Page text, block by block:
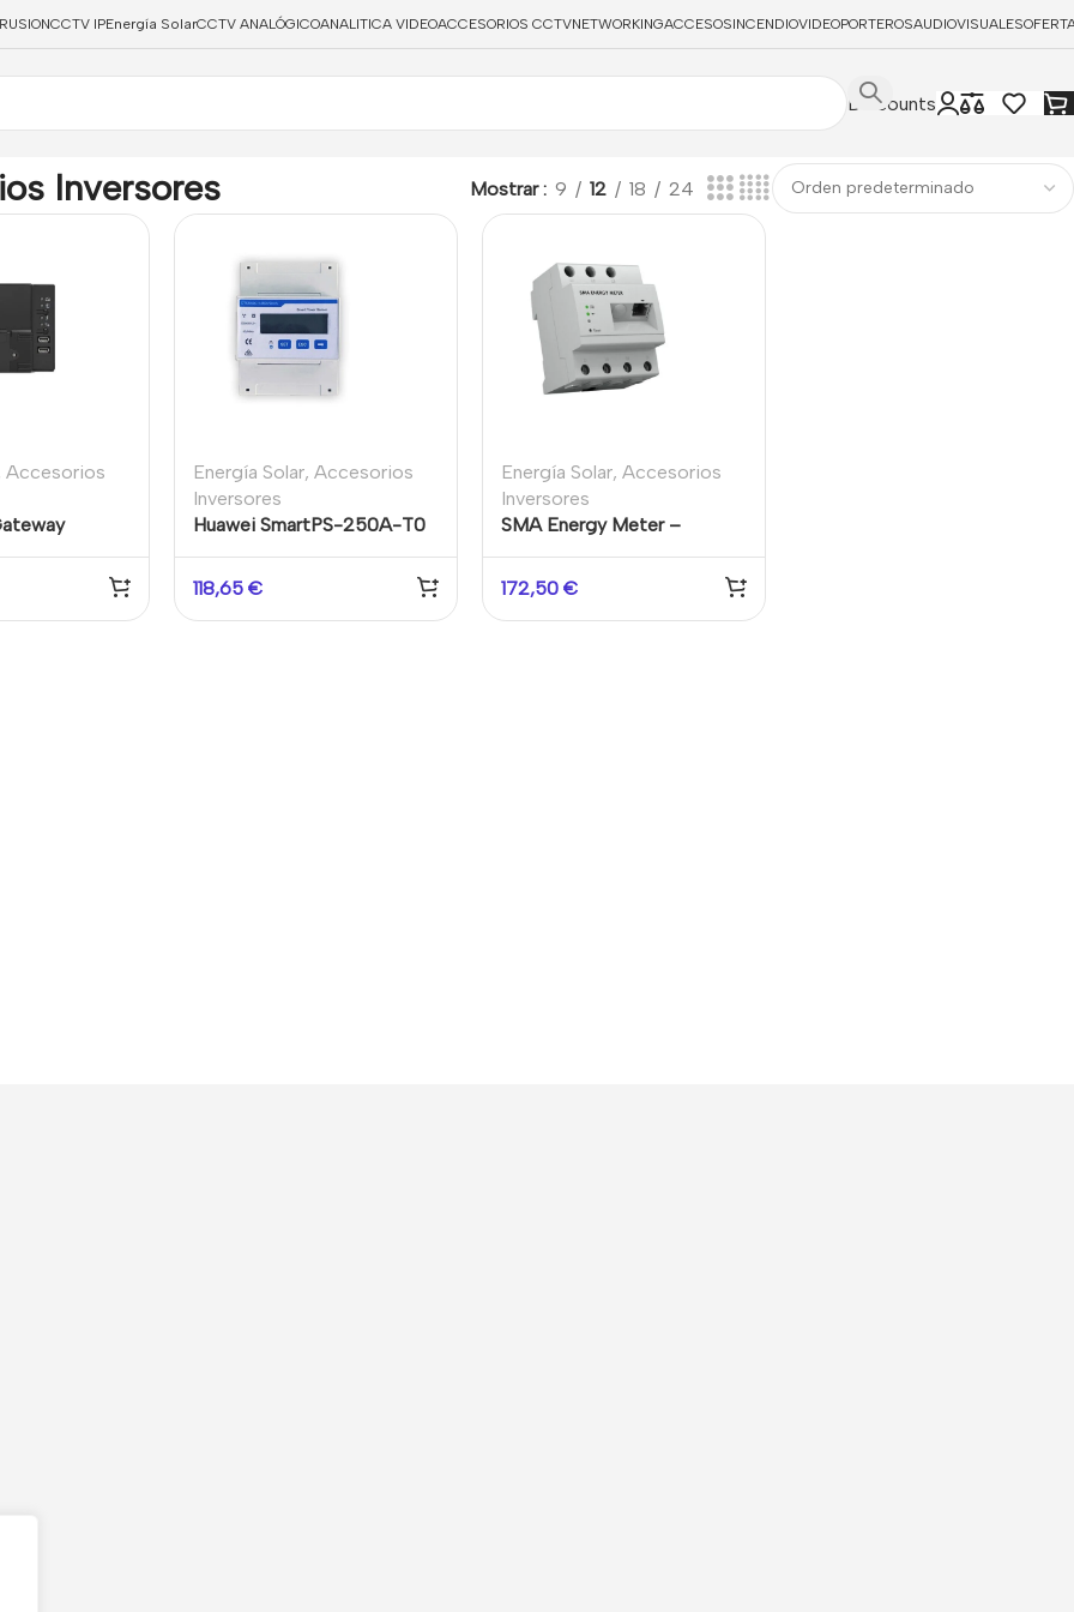
CCTV IPEnergía SolarCCTV ANALÓGICOANALITICA VIDEOACCESORIOS CCTVNETWORKINGACCESOSINCENDIOVIDEOPORTEROSAUDIOVISUALES
Discounts
Inversores Mostrar 9 12 18 24
Accesorios
de
Energía Solar, Accesorios
Inversores
Huawei SmartPS-250A-T0
– Sensor de Corriente
Trifásico
118,65 €
Energía Solar, Accesorios
Inversores
SMA Energy Meter –
Monitor de Energía
Bidireccional
172,50 €